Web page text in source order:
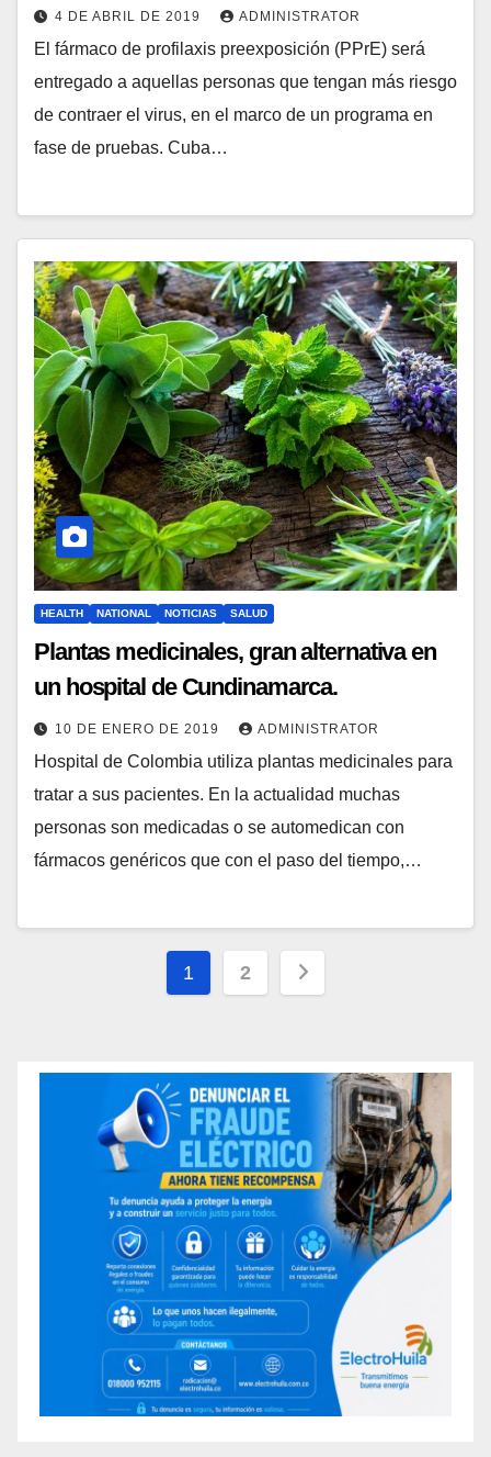
4 DE ABRIL DE 2019 ADMINISTRATOR
El fármaco de profilaxis preexposición (PPrE) será
entregado a aquellas personas que tengan más riesgo
de contraer el virus, en el marco de un programa en
fase de pruebas. Cuba…
HEALTH NATIONAL NOTICIAS SALUD
Plantas medicinales, gran alternativa en
un hospital de Cundinamarca.
10 DE ENERO DE 2019 ADMINISTRATOR
Hospital de Colombia utiliza plantas medicinales para
tratar a sus pacientes. En la actualidad muchas
personas son medicadas o se automedican con
fármacos genéricos que con el paso del tiempo,…
Paginación
1 2